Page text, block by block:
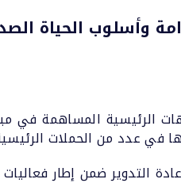
وأسلوب الحياة
الرئيسية المساهمة في
في عدد من الحملات